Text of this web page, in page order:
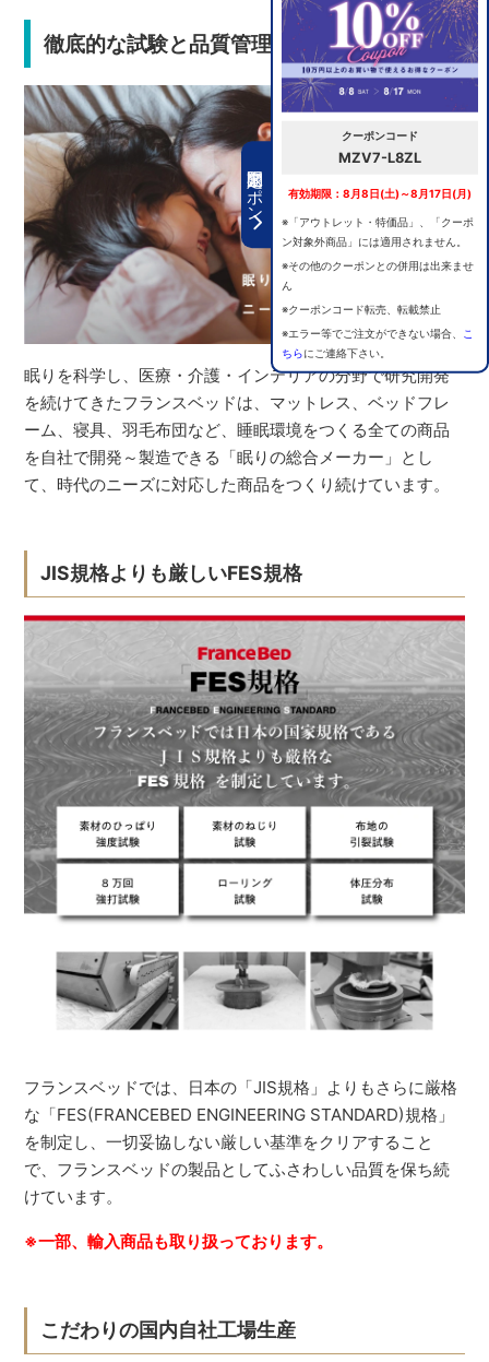
期間限定クーポン
クーポンコード
MZV7-L8ZL
有効期限：8月8日(土)～8月17日(月)
※「アウトレット・特価品」、「クーポ
ン対象外商品」には適用されません。
※その他のクーポンとの併用は出来ませ
ん
※クーポンコード転売、転載禁止
※エラー等でご注文ができない場合、
こ
ちらにご連絡下さい。
徹底的な試験と品質管理で安心の選択
眠りを科学し、医療・介護・インテリアの分野で研究開発
を続けてきたフランスベッドは、マットレス、ベッドフレ
ーム、寝具、羽毛布団など、睡眠環境をつくる全ての商品
を自社で開発～製造できる「眠りの総合メーカー」とし
て、時代のニーズに対応した商品をつくり続けています。
JIS規格よりも厳しいFES規格
フランスベッドでは、日本の「JIS規格」よりもさらに厳格
な「FES(FRANCEBED ENGINEERING STANDARD)規格」
を制定し、一切妥協しない厳しい基準をクリアすること
で、フランスベッドの製品としてふさわしい品質を保ち続
けています。
※一部、輸入商品も取り扱っております。
こだわりの国内自社工場生産